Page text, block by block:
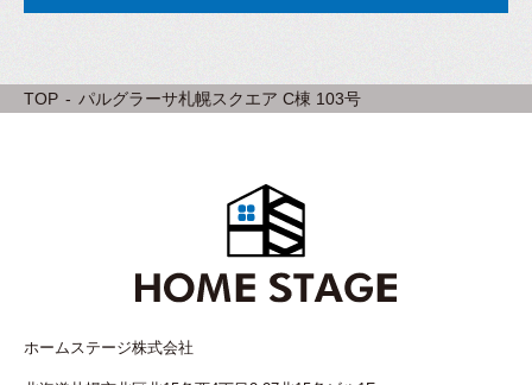
TOP パルグラーサ札幌スクエア C棟 103号
ホームステージ株式会社